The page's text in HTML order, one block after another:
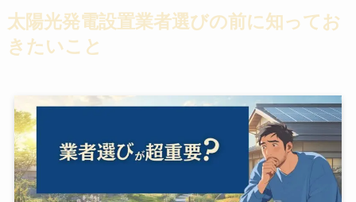
太陽光発電設置業者選びの前に知ってお
きたいこと